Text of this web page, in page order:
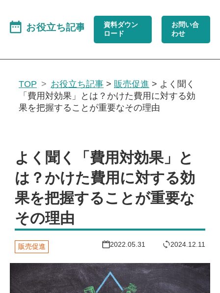
資料ダウン
ロード
お問い合
わせ
TOP お役立ち記事 > 販売促進 > よく聞く
「費用対効果」とは？かけた費用に対する効
果を把握することが重要なその理由
よく聞く「費用対効果」と
は？かけた費用に対する効
果を把握することが重要な
その理由
販売促進 2022.05.31 2024.12.11